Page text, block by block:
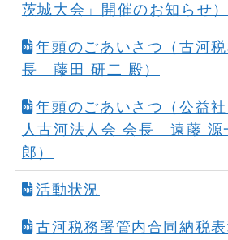
茨城大会」開催のお知らせ）
年頭のごあいさつ（古河
長 藤田 研二 殿）
年頭のごあいさつ（公益
人古河法人会 会長 遠藤 源
郎）
活動状況
古河税務署管内合同納税